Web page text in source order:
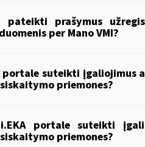
pateikti prašymus
per Mano VMI?
portale suteikti
priemones?
portale suteikti
priemones?